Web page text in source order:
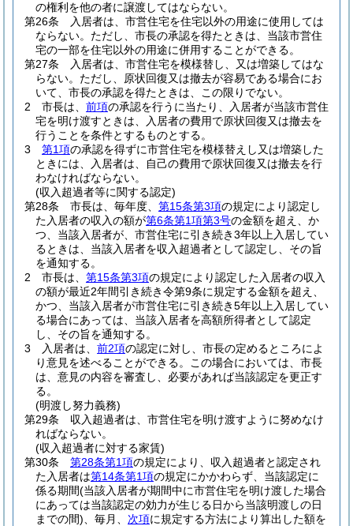
の権利を他の者に譲渡してはならない。
第26条
入居者は、市営住宅を住宅以外の用途に使用しては
ならない。 ただし、市長の承認を得たときは、当該市営住
宅の一部を住宅以外の用途に併用することができる。
第27条
入居者は、市営住宅を模様替し、又は増築してはな
らない。 ただし、原状回復又は撤去が容易である場合にお
いて、市長の承認を得たときは、この限りでない。
2
市長は、 前項の承認を行うに当たり、入居者が当該市営住
宅を明け渡すときは、入居者の費用で原状回復又は撤去を
行うことを条件とするものとする。
3
第1項の承認を得ずに市営住宅を模様替えし又は増築した
ときには、入居者は、自己の費用で原状回復又は撤去を行
わなければならない。
(収入超過者等に関する認定)
第28条
市長は、毎年度、 第15条第3項の規定により認定し
た入居者の収入の額が第6条第1項第3号の金額を超え、か
つ、当該入居者が、市営住宅に引き続き3年以上入居してい
るときは、当該入居者を収入超過者として認定し、その旨
を通知する。
2
市長は、 第15条第3項の規定により認定した入居者の収入
の額が最近2年間引き続き令第9条に規定する金額を超え、
かつ、当該入居者が市営住宅に引き続き5年以上入居してい
る場合にあっては、当該入居者を高額所得者として認定
し、その旨を通知する。
3
入居者は、 前2項の認定に対し、市長の定めるところによ
り意見を述べることができる。
この場合においては、市長
は、意見の内容を審査し、必要があれば当該認定を更正す
る。
(明渡し努力義務)
第29条
収入超過者は、市営住宅を明け渡すように努めなけ
ればならない。
(収入超過者に対する家賃)
第30条
第28条第1項の規定により、収入超過者と認定され
た入居者は第14条第1項の規定にかかわらず、当該認定に
係る期間(当該入居者が期間中に市営住宅を明け渡した場合
にあっては当該認定の効力が生じる日から当該明渡しの日
までの間) 、毎月、 次項に規定する方法により算出した額を